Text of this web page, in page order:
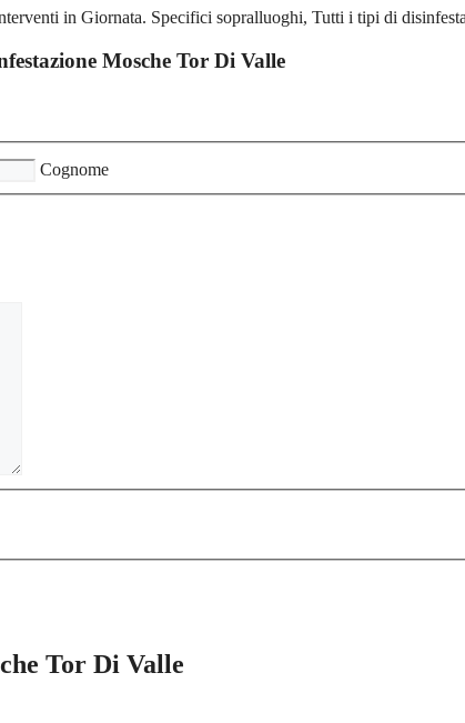
Mosche Tor Di Valle
Cognome
Tor Di Valle